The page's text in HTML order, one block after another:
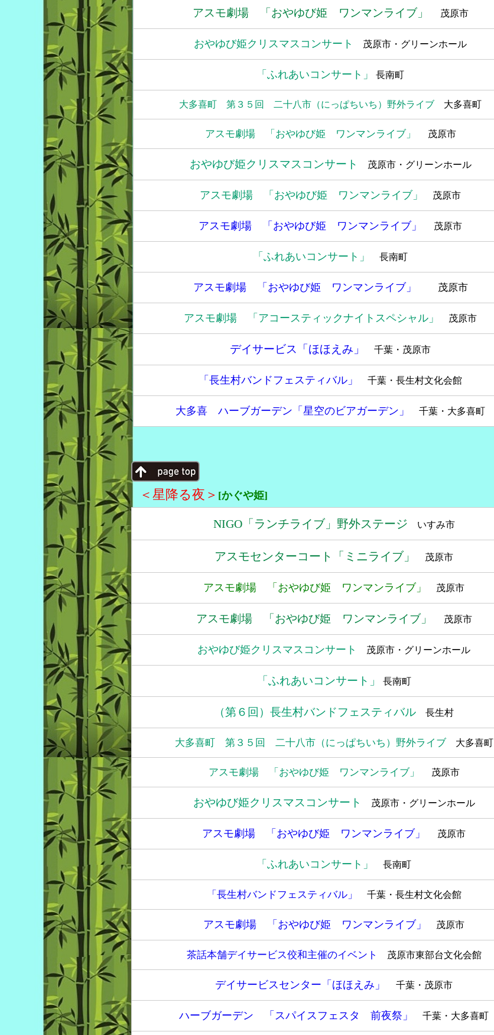
アスモ劇場 「おやゆび姫 ワンマンライブ」 茂原市
おやゆび姫クリスマスコンサート 茂原市・グリーンホール
「ふれあいコンサート」 長南町
大多喜町 第３５回 二十八市（にっぱちいち）野外ライブ 大多喜町
アスモ劇場 「おやゆび姫 ワンマンライブ」 茂原市
おやゆび姫クリスマスコンサート 茂原市・グリーンホール
アスモ劇場 「おやゆび姫 ワンマンライブ」 茂原市
アスモ劇場 「おやゆび姫 ワンマンライブ」 茂原市
「ふれあいコンサート」 長南町
アスモ劇場 「 おやゆび姫 ワンマンライブ」 茂原市
アスモ劇場 「アコースティックナイトスペシャル」 茂原市
デイサービス「ほほえみ」 千葉・茂原市
「長生村バンドフェスティバル」 千葉・長生村文化会館
大多喜 ハーブガーデン「星空のビアガーデン」 千葉・大多喜町
＜星降る夜＞ [かぐや姫]
NIGO「ランチライブ」野外ステージ いすみ市
アスモセンターコート「ミニライブ」 茂原市
アスモ劇場 「おやゆび姫 ワンマンライブ」 茂原市
アスモ劇場 「おやゆび姫 ワンマンライブ」 茂原市
おやゆび姫クリスマスコンサート 茂原市・グリーンホール
「ふれあいコンサート」 長南町
（第６回）長生村バンドフェスティバル 長生村
大多喜町 第３５回 二十八市（にっぱちいち）野外ライブ 大多喜町
アスモ劇場 「おやゆび姫 ワンマンライブ」 茂原市
おやゆび姫クリスマスコンサート 茂原市・グリーンホール
アスモ劇場 「おやゆび姫 ワンマンライブ」 茂原市
「ふれあいコンサート」 長南町
「長生村バンドフェスティバル」 千葉・長生村文化会館
アスモ劇場 「おやゆび姫 ワンマンライブ」 茂原市
茶話本舗デイサービス佼和主催のイベント 茂原市東部台文化会館
デイサービスセンター「ほほえみ」 千葉・茂原市
ハーブガーデン 「スパイスフェスタ 前夜祭」 千葉・大多喜町